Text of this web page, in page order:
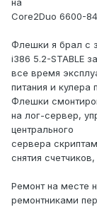
на
Core2Duo 6600-
Флешки я брал с
i386 5.2-STABLE
все время
питания и кулера
Флешки
на лог-сервер,
центрального
сервера
снятия
Ремонт на месте
ремонтниками